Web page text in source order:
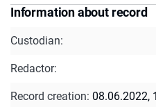
Information about record
Custodian:
Redactor:
Record creation: 08.06.2022,